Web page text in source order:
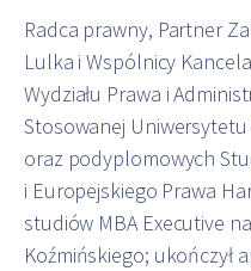
Radca prawny, Partner
Lulka i Wspólnicy
Wydziału Prawa i
Stosowanej Uniwersytetu
oraz podyplomowych
i Europejskiego Prawa
studiów MBA Executive
Koźmińskiego; ukończył